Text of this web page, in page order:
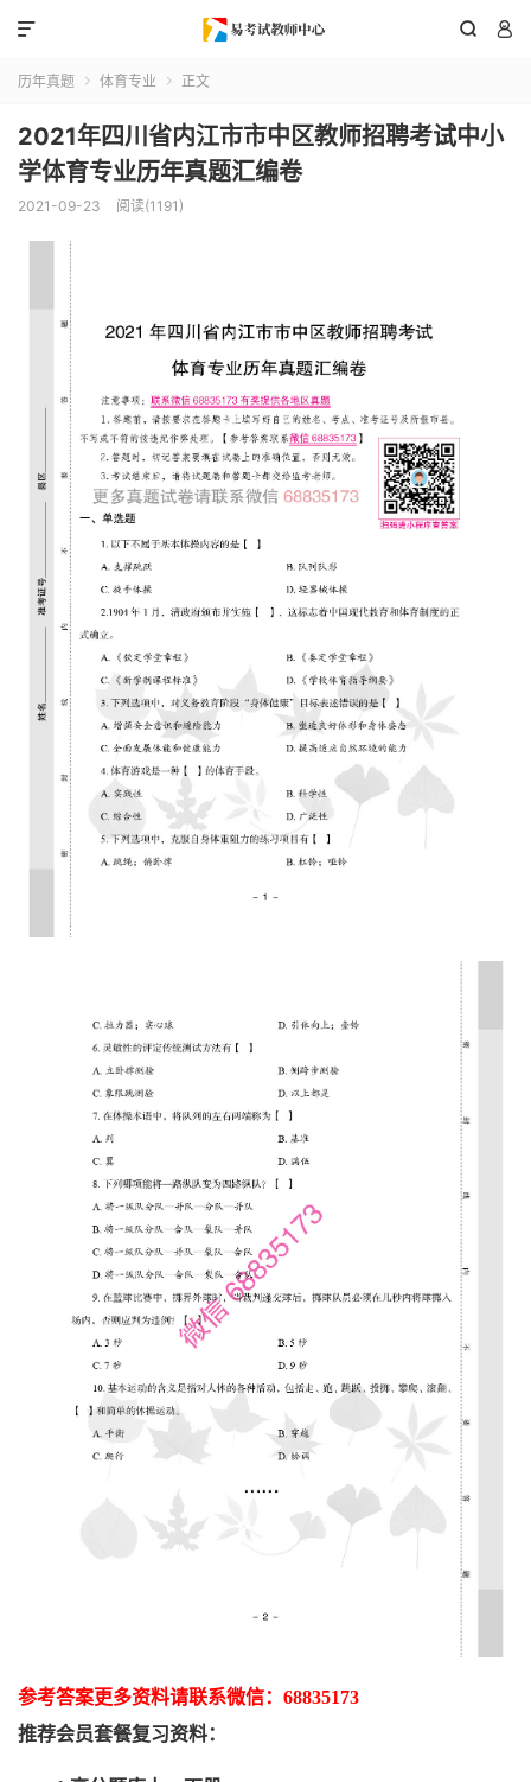
 

历年真题  体育专业  正文
2021年四川省内江市市中区教师招聘考试中小
学体育专业历年真题汇编卷
2021-09-23 阅读(1191)
参考答案更多资料请联系微信： 68835173
推荐会员套餐复习资料：